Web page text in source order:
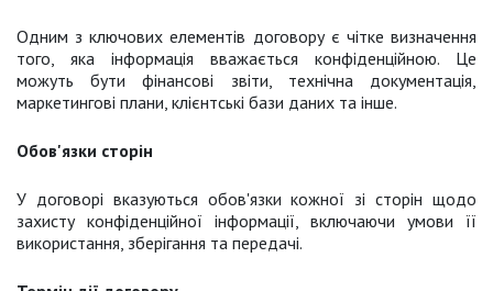
Одним з ключових елементів договору є чітке визначення
того, яка інформація вважається конфіденційною. Це
можуть бути фінансові звіти, технічна документація,
маркетингові плани, клієнтські бази даних та інше.
Обов'язки сторін
У договорі вказуються обов'язки кожної зі сторін щодо
захисту конфіденційної інформації, включаючи умови її
використання, зберігання та передачі.